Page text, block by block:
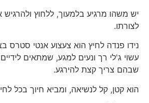
יש משהו מרגיע בלמעוך, ללחוץ
לצורתו.
נידו פנדה לחיץ הוא צעצוע אנטי סטרס
עשוי ג'לי רך ונעים למגע, שמתאים
שבהם צריך קצת להירגע.
הוא קטן, קל לנשיאה, ומביא חיוך בכל